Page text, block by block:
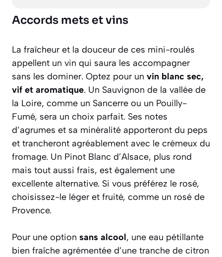
Accords mets et vins
La fraîcheur et la douceur de ces mini-roulés
appellent un vin qui saura les accompagner
sans les dominer. Optez pour un vin blanc sec,
vif et aromatique. Un Sauvignon de la vallée de
la Loire, comme un Sancerre ou un Pouilly-
Fumé, sera un choix parfait. Ses notes
d’agrumes et sa minéralité apporteront du peps
et trancheront agréablement avec le crémeux du
fromage. Un Pinot Blanc d’Alsace, plus rond
mais tout aussi frais, est également une
excellente alternative. Si vous préférez le rosé,
choisissez-le léger et fruité, comme un rosé de
Provence.
Pour une option sans alcool, une eau pétillante
bien fraîche agrémentée d’une tranche de citron